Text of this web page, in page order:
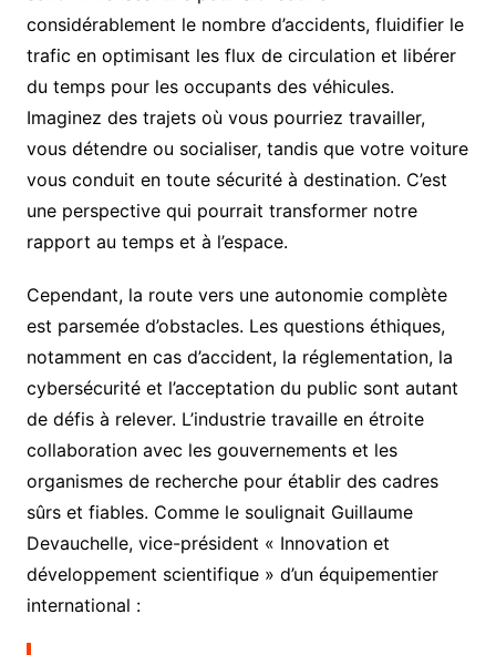
considérablement le nombre d’accidents, fluidifier le
trafic en optimisant les flux de circulation et libérer
du temps pour les occupants des véhicules.
Imaginez des trajets où vous pourriez travailler,
vous détendre ou socialiser, tandis que votre voiture
vous conduit en toute sécurité à destination. C’est
une perspective qui pourrait transformer notre
rapport au temps et à l’espace.
Cependant, la route vers une autonomie complète
est parsemée d’obstacles. Les questions éthiques,
notamment en cas d’accident, la réglementation, la
cybersécurité et l’acceptation du public sont autant
de défis à relever. L’industrie travaille en étroite
collaboration avec les gouvernements et les
organismes de recherche pour établir des cadres
sûrs et fiables. Comme le soulignait Guillaume
Devauchelle, vice-président « Innovation et
développement scientifique » d’un équipementier
international :